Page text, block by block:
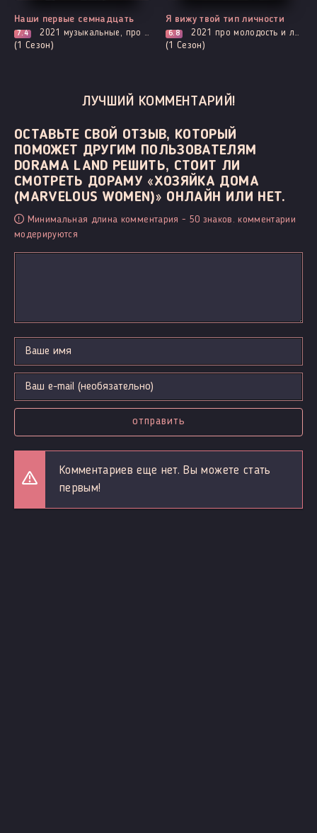
Наши первые семнадцать
7.4 2021 музыкальные, про молодость и любовь, романтика, про школу и школьников
(1 Сезон)
Я вижу твой тип личности
6.8 2021 про молодость и любовь, романтика, про школу и школьников
(1 Сезон)
ЛУЧШИЙ КОММЕНТАРИЙ!
ОСТАВЬТЕ СВОЙ ОТЗЫВ, КОТОРЫЙ
ПОМОЖЕТ ДРУГИМ ПОЛЬЗОВАТЕЛЯМ
DORAMA LAND РЕШИТЬ, СТОИТ ЛИ
СМОТРЕТЬ ДОРАМУ «ХОЗЯЙКА ДОМА
(MARVELOUS WOMEN)» ОНЛАЙН ИЛИ НЕТ.
Минимальная длина комментария - 50 знаков. комментарии
модерируются
отправить
Комментариев еще нет. Вы можете стать
первым!